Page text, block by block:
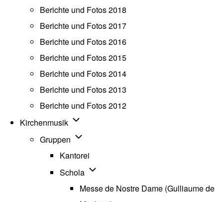
Berichte und Fotos 2018
Berichte und Fotos 2017
Berichte und Fotos 2016
Berichte und Fotos 2015
Berichte und Fotos 2014
Berichte und Fotos 2013
Berichte und Fotos 2012
Kirchenmusik Unternavigation von Kirchenmusik
Gruppen Unternavigation von Gruppen
Kantorei
Schola Unternavigation von Schola
Messe de Nostre Dame (Gulliaume de